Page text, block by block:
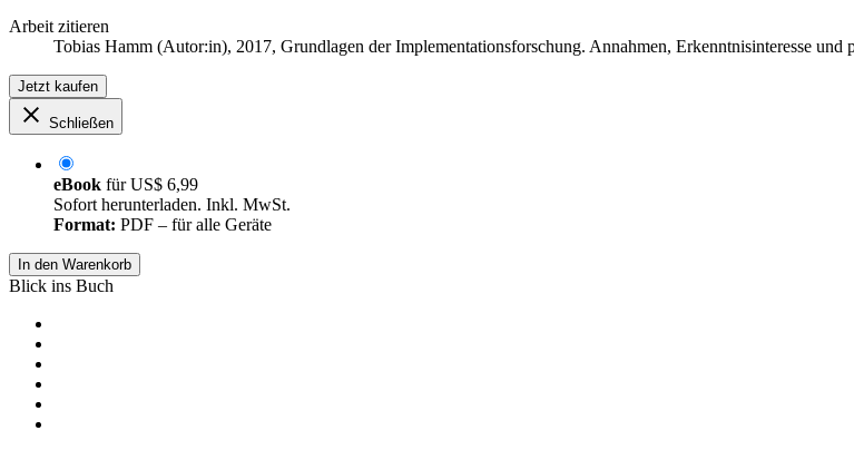
Arbeit zitieren
Tobias Hamm (Autor:in), 2017, Grundlagen der Implementationsforschung. Annahmen, Erkenntnisinteresse
Jetzt kaufen
Schließen
eBook fürUS$ 6,99
Sofort herunterladen. Inkl. MwSt.
Format: PDF – für alle Geräte
In den Warenkorb
Blick ins Buch